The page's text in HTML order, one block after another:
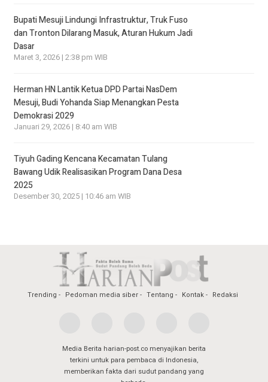
Bupati Mesuji Lindungi Infrastruktur, Truk Fuso
dan Tronton Dilarang Masuk, Aturan Hukum Jadi
Dasar
Maret 3, 2026 | 2:38 pm WIB
Herman HN Lantik Ketua DPD Partai NasDem
Mesuji, Budi Yohanda Siap Menangkan Pesta
Demokrasi 2029
Januari 29, 2026 | 8:40 am WIB
Tiyuh Gading Kencana Kecamatan Tulang
Bawang Udik Realisasikan Program Dana Desa
2025
Desember 30, 2025 | 10:46 am WIB
Trending Pedoman media siber Tentang Kontak Redaksi
Media Berita harian-post.co menyajikan berita
terkini untuk para pembaca di Indonesia,
memberikan fakta dari sudut pandang yang